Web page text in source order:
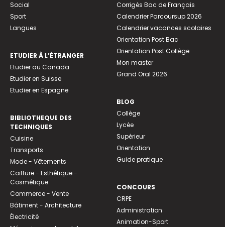
Social
Sport
Langues
ETUDIER À L’ÉTRANGER
Etudier au Canada
Etudier en Suisse
Etudier en Espagne
BIBLIOTHEQUE DES
TECHNIQUES
Cuisine
Transports
Mode - Vêtements
Coiffure - Esthétique -
Cosmétique
Commerce - Vente
Bâtiment - Architecture
Électricité
Corrigés Bac de Français
Calendrier Parcoursup 2026
Calendrier vacances scolaires
Orientation Post Bac
Orientation Post Collège
Mon master
Grand Oral 2026
BLOG
Collège
Lycée
Supérieur
Orientation
Guide pratique
CONCOURS
CRPE
Administration
Animation-Sport